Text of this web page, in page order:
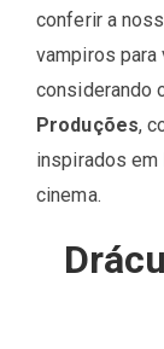
conferir a
vampiros
considerando
Produções,
inspirados
cinema.